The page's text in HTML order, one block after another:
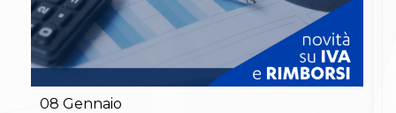
La disciplina
Attività Didattica
Gare e Risultati
Albi Federali
08 Gennaio